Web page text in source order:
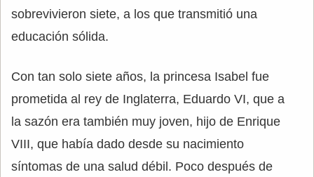
sobrevivieron siete, a los que transmitió una
educación sólida.
Con tan solo siete años, la princesa Isabel fue
prometida al rey de Inglaterra, Eduardo VI, que a
la sazón era también muy joven, hijo de Enrique
VIII, que había dado desde su nacimiento
síntomas de una salud débil. Poco después de